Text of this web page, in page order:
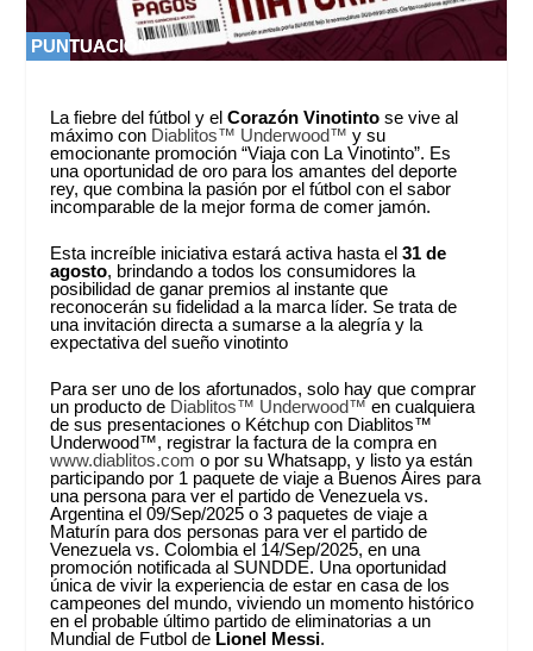
PUNTUACIÓN
PUNTUACIÓN
La fiebre del fútbol y elCorazón Vinotinto se vive al
máximo con Diablitos™ Underwood™ y su
emocionante promoción “Viaja con La Vinotinto”. Es
una oportunidad de oro para los amantes del deporte
rey, que combina la pasión por el fútbol con el sabor
incomparable de la mejor forma de comer jamón.
Esta increíble iniciativa estará activa hasta el31 de
agosto, brindando a todos los consumidores la
posibilidad de ganar premios al instante que
reconocerán su fidelidad a la marca líder. Se trata de
una invitación directa a sumarse a la alegría y la
expectativa del sueño vinotinto
Para ser uno de los afortunados, solo hay que comprar
un producto de Diablitos™ Underwood™ en cualquiera
de sus presentaciones o Kétchup con Diablitos™
Underwood™, registrar la factura de la compra en
www.diablitos.com o por su Whatsapp, y listo ya están
participando por 1 paquete de viaje a Buenos Aires para
una persona para ver el partido de Venezuela vs.
Argentina el 09/Sep/2025 o 3 paquetes de viaje a
Maturín para dos personas para ver el partido de
Venezuela vs. Colombia el 14/Sep/2025, en una
promoción notificada al SUNDDE. Una oportunidad
única de vivir la experiencia de estar en casa de los
campeones del mundo, viviendo un momento histórico
en el probable último partido de eliminatorias a un
Mundial de Futbol de Lionel Messi.